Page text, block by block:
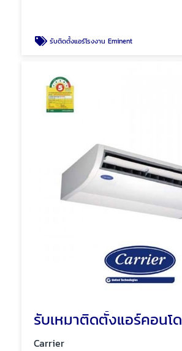
รับติดตั้งแอร์โรงงาน Eminent
รับเหมาติดตั้งแอร์คอนโด
Carrier